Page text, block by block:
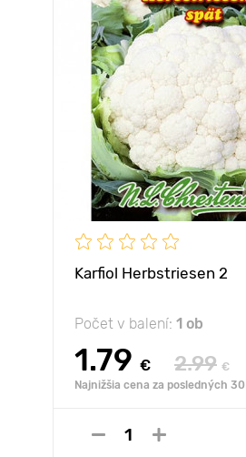
Karfiol Herbstriesen 2
Počet v balení: 1 ob
1.79 € 2.99 €
Najnižšia cena za posledných